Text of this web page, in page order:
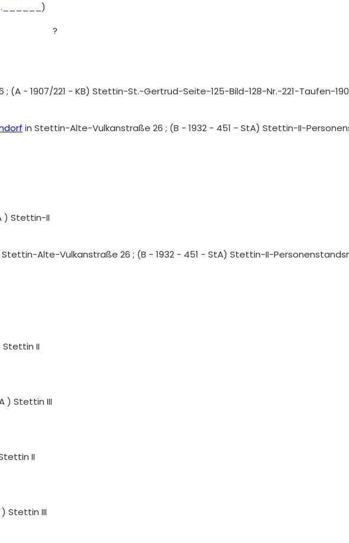
?
(A - 1907/221 - KB) Stettin-St.-Gertrud-Seite-125-Bild-128-Nr.-221-Taufen-
in Stettin-Alte-Vulkanstraße 26 ; (B - 1932 - 451 - StA) Stettin-II-
) Stettin-II
Stettin-Alte-Vulkanstraße 26 ; (B - 1932 - 451 - StA) Stettin-II-
Stettin II
) Stettin III
II
Stettin III